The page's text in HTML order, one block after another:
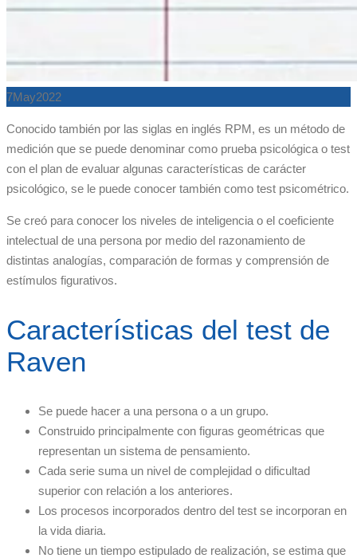
7May2022
Conocido también por las siglas en inglés RPM, es un método de
medición que se puede denominar como prueba psicológica o test
con el plan de evaluar algunas características de carácter
psicológico, se le puede conocer también como test psicométrico.
Se creó para conocer los niveles de inteligencia o el coeficiente
intelectual de una persona por medio del razonamiento de
distintas analogías, comparación de formas y comprensión de
estímulos figurativos.
Características del test de
Raven
Se puede hacer a una persona o a un grupo.
Construido principalmente con figuras geométricas que
representan un sistema de pensamiento.
Cada serie suma un nivel de complejidad o dificultad
superior con relación a los anteriores.
Los procesos incorporados dentro del test se incorporan en
la vida diaria.
No tiene un tiempo estipulado de realización, se estima que